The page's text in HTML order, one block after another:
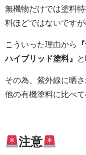
無機物だけでは塗料
料ほどではないです
こういった理由から
ハイブリッド塗料』
その為、紫外線に晒
他の有機塗料に比べ
注意